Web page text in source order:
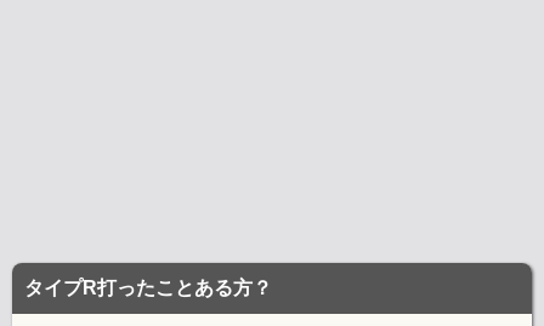
タイプR打ったことある方？